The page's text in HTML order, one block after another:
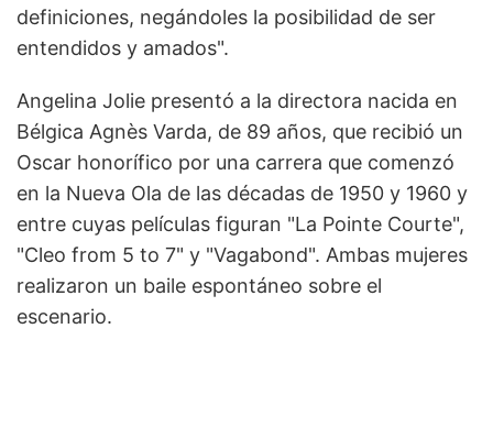
definiciones, negándoles la posibilidad de ser
entendidos y amados".
Angelina Jolie presentó a la directora nacida en
Bélgica Agnès Varda, de 89 años, que recibió un
Oscar honorífico por una carrera que comenzó
en la Nueva Ola de las décadas de 1950 y 1960 y
entre cuyas películas figuran "La Pointe Courte",
"Cleo from 5 to 7" y "Vagabond". Ambas mujeres
realizaron un baile espontáneo sobre el
escenario.